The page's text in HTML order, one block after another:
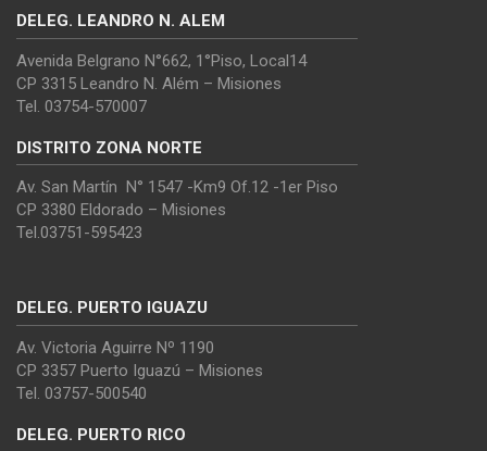
DELEG. LEANDRO N. ALEM
Avenida Belgrano N°662, 1°Piso, Local14
CP 3315 Leandro N. Além – Misiones
Tel. 03754-570007
DISTRITO ZONA NORTE
Av. San Martín N° 1547 -Km9 Of.12 -1er Piso
CP 3380 Eldorado – Misiones
Tel.03751-595423
DELEG. PUERTO IGUAZU
Av. Victoria Aguirre Nº 1190
CP 3357 Puerto Iguazú – Misiones
Tel. 03757-500540
DELEG. PUERTO RICO